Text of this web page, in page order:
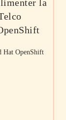
la
Hat OpenShift